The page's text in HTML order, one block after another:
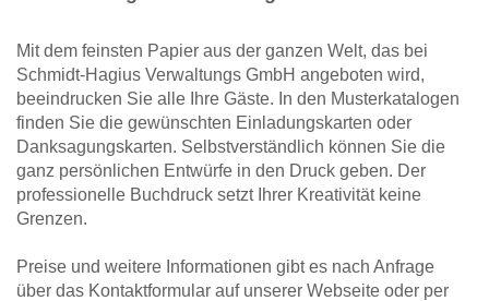
Mit dem feinsten Papier aus der ganzen Welt, das bei
Schmidt-Hagius Verwaltungs GmbH angeboten wird,
beeindrucken Sie alle Ihre Gäste. In den Musterkatalogen
finden Sie die gewünschten Einladungskarten oder
Danksagungskarten. Selbstverständlich können Sie die
ganz persönlichen Entwürfe in den Druck geben. Der
professionelle Buchdruck setzt Ihrer Kreativität keine
Grenzen.
Preise und weitere Informationen gibt es nach Anfrage
über das Kontaktformular auf unserer Webseite oder per